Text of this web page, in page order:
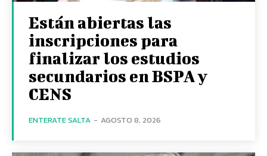
Están abiertas las
inscripciones para
finalizar los estudios
secundarios en BSPA y
CENS
ENTERATE SALTA - AGOSTO 8, 2026